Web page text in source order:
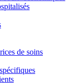
de soins